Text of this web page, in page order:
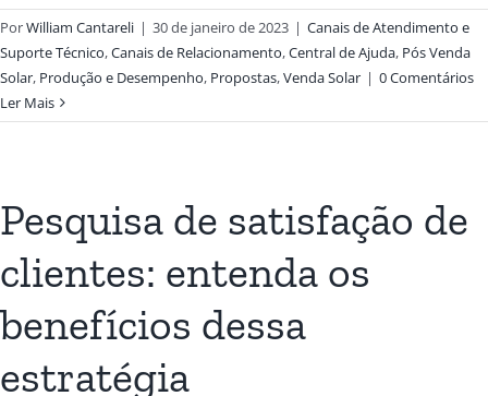
PorWilliam Cantareli | 30 de janeiro de 2023 | Canais de Atendimento e
Suporte Técnico,Canais de Relacionamento,Central de Ajuda, Pós Venda
Solar, Produção e Desempenho, Propostas,Venda Solar | 0 Comentários
Ler Mais
Pesquisa de satisfação de
clientes: entenda os
benefícios dessa
estratégia